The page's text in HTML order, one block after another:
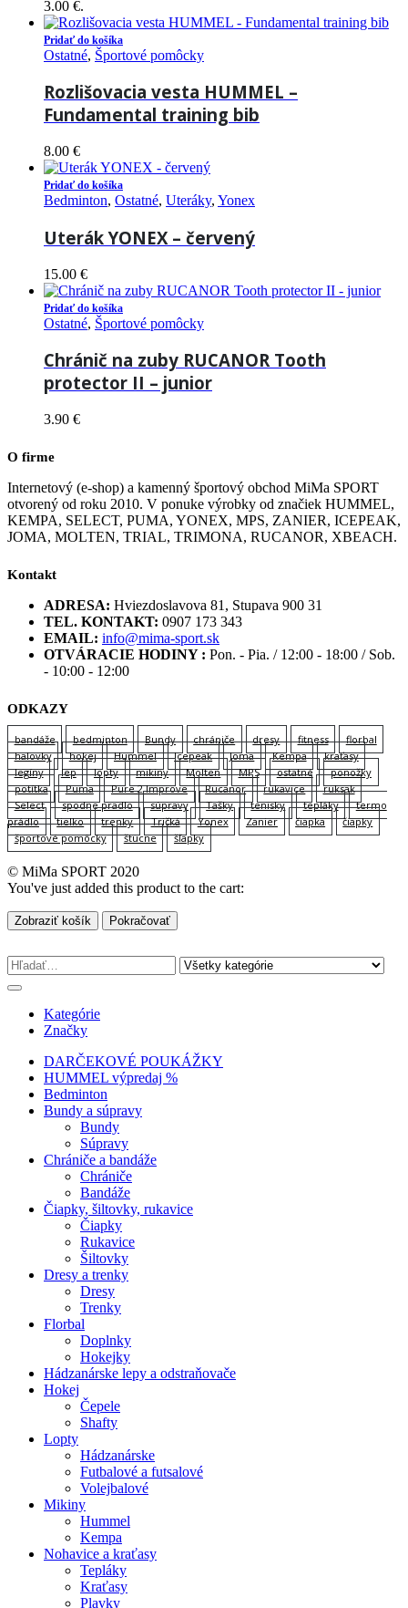
3.00 €.
Pridať do košíka
Ostatné, Športové pomôcky
Rozlišovacia vesta HUMMEL –
Fundamental training bib
8.00 €
Pridať do košíka
Bedminton, Ostatné, Uteráky, Yonex
Uterák YONEX – červený
15.00 €
Pridať do košíka
Ostatné, Športové pomôcky
Chránič na zuby RUCANOR Tooth
protector II – junior
3.90 €
O firme
Internetový (e-shop) a kamenný športový obchod MiMa SPORT
otvorený od roku 2010. V ponuke výrobky od značiek HUMMEL,
KEMPA, SELECT, PUMA, YONEX, MPS, ZANIER, ICEPEAK,
JOMA, MOLTEN, TRIAL, TRIMONA, RUCANOR, XBEACH.
Kontakt
ADRESA: Hviezdoslavova 81, Stupava 900 31
TEL. KONTAKT: 0907 173 343
EMAIL: info@mima-sport.sk
OTVÁRACIE HODINY : Pon. - Pia. / 12:00 - 18:00 / Sob.
- 10:00 - 12:00
ODKAZY
bandáže bedminton Bundy chrániče dresy fitness
florbal
halovky
hokej Hummel Icepeak Joma Kempa
kraťasy
legíny
lep lopty mikiny Molten MPS ostatné
ponožky
potítka
Puma Pure 2 Improve Rucanor rukavice
ruksak
Select
spodne pradlo súpravy Tašky tenisky tepláky
termo
prádlo
tielko trenky Tričká Yonex Zanier čiapka
čiapky
športové pomôcky
štucne šľapky
© MiMa SPORT 2020
You've just added this product to the cart:
Zobraziť košík Pokračovať
Kategórie
Značky
DARČEKOVÉ POUKÁŽKY
HUMMEL výpredaj %
Bedminton
Bundy a súpravy
Bundy
Súpravy
Chrániče a bandáže
Chrániče
Bandáže
Čiapky, šiltovky, rukavice
Čiapky
Rukavice
Šiltovky
Dresy a trenky
Dresy
Trenky
Florbal
Doplnky
Hokejky
Hádzanárske lepy a odstraňovače
Hokej
Čepele
Shafty
Lopty
Hádzanárske
Futbalové a futsalové
Volejbalové
Mikiny
Hummel
Kempa
Nohavice a kraťasy
Tepláky
Kraťasy
Plavky